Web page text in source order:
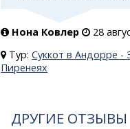
Нона Ковлер
28
Тур:Суккот в Андорре -
Пиренеях
ДРУГИЕ ОТЗЫВЫ